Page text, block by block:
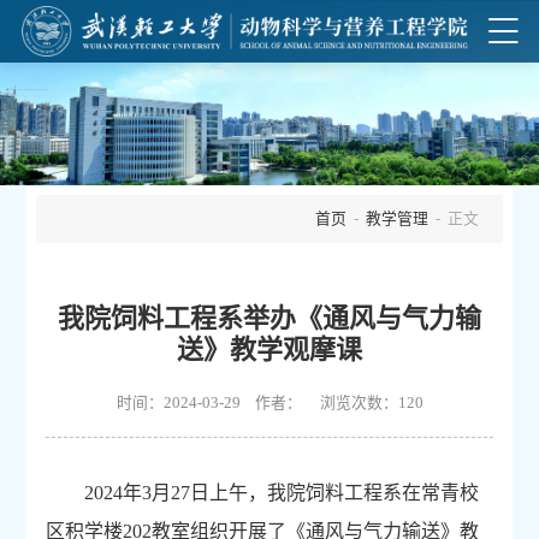
首页 - 教学管理 - 正文
我院饲料工程系举办《通风与气力输
送》教学观摩课
时间：2024-03-29 作者： 浏览次数： 120
2024年3月 27 日上午，我院饲料工程系在常青校
区积学楼202教室组织开展了《通风与气力输送》教